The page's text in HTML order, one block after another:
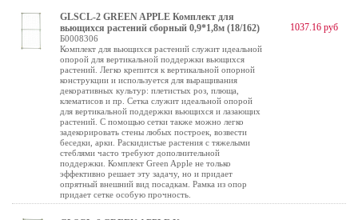
GLSCL-2 GREEN APPLE Комплект для
вьющихся растений сборный 0,9*1,8м (18/162)
Б0008306
Комплект для вьющихся растений служит идеальной
опорой для вертикальной поддержки вьющихся
растений. Легко крепится к вертикальной опорной
конструкции и используется для выращивания
декоративных культур: плетистых роз, плюща,
клематисов и пр. Сетка служит идеальной опорой
для вертикальной поддержки вьющихся и лазающих
растений. С помощью сетки также можно легко
задекорировать стены любых построек, возвести
беседки, арки. Раскидистые растения с тяжелыми
стеблями часто требуют дополнительной
поддержки. Комплект Green Apple не только
эффективно решает эту задачу, но и придает
опрятный внешний вид посадкам. Рамка из опор
придает сетке особую прочность.
1037.16 руб